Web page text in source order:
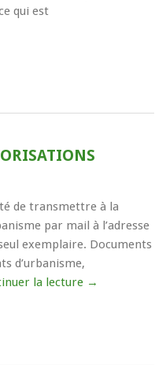
qui est
de transmettre à la
par mail à l’adresse
exemplaire. Documents
d’urbanisme,
la lecture →